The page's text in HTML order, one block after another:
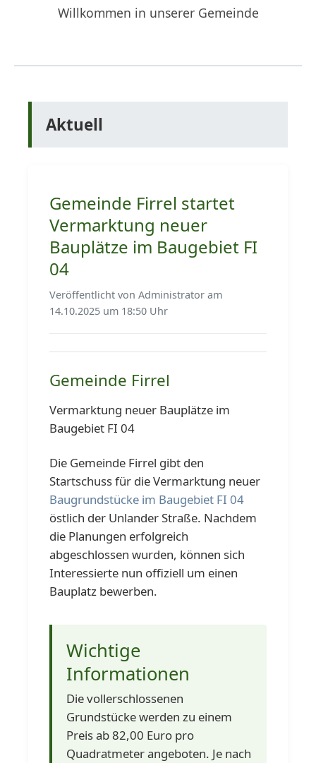
Korso II
Willkommen in unserer Gemeinde
Aktuell
Gemeinde Firrel startet
Vermarktung neuer
Bauplätze im Baugebiet FI
04
Veröffentlicht von Administrator am
14.10.2025 um 18:50 Uhr
Gemeinde Firrel
Vermarktung neuer Bauplätze im
Baugebiet FI 04
Die Gemeinde Firrel gibt den
Startschuss für die Vermarktung neuer
Baugrundstücke im Baugebiet FI 04
östlich der Unlander Straße. Nachdem
die Planungen erfolgreich
abgeschlossen wurden, können sich
Interessierte nun offiziell um einen
Bauplatz bewerben.
Wichtige
Informationen
Die vollerschlossenen
Grundstücke werden zu einem
Preis ab 82,00 Euro pro
Quadratmeter angeboten. Je nach